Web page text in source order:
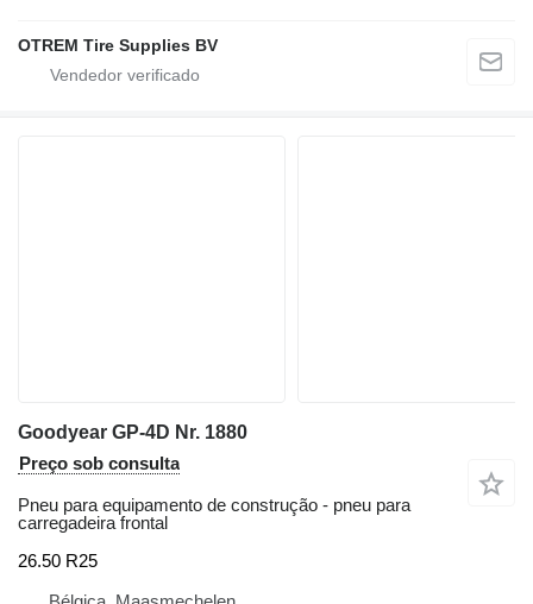
OTREM Tire Supplies BV
Goodyear GP-4D Nr. 1880
Preço sob consulta
Pneu para equipamento de construção - pneu para
carregadeira frontal
26.50 R25